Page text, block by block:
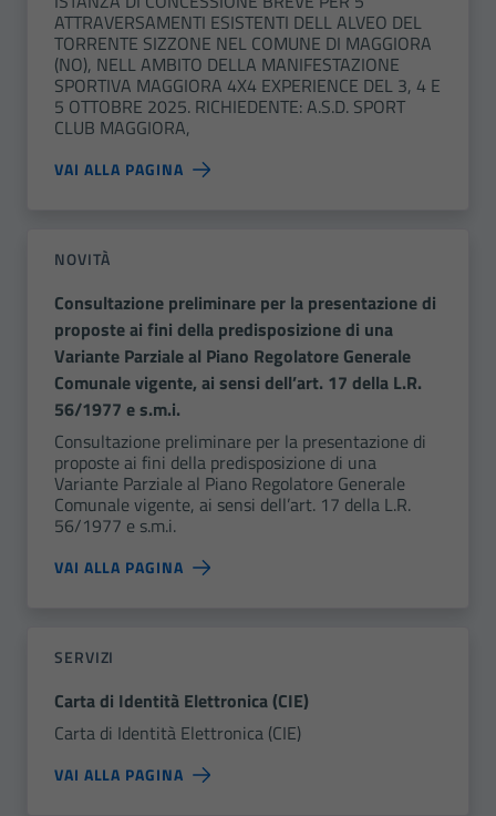
ATTRAVERSAMENTI ESISTENTI DELL ALVEO DEL
TORRENTE SIZZONE NEL COMUNE DI MAGGIORA
(NO), NELL AMBITO DELLA MANIFESTAZIONE
SPORTIVA MAGGIORA 4X4 EXPERIENCE DEL 3, 4 E
5 OTTOBRE 2025. RICHIEDENTE: A.S.D. SPORT
CLUB MAGGIORA,
VAI ALLA PAGINA
NOVITÀ
Consultazione preliminare per la presentazione di
proposte ai fini della predisposizione di una
Variante Parziale al Piano Regolatore Generale
Comunale vigente, ai sensi dell’art. 17 della L.R.
56/1977 e s.m.i.
Consultazione preliminare per la presentazione di
proposte ai fini della predisposizione di una
Variante Parziale al Piano Regolatore Generale
Comunale vigente, ai sensi dell’art. 17 della L.R.
56/1977 e s.m.i.
VAI ALLA PAGINA
SERVIZI
Carta di Identità Elettronica (CIE)
Carta di Identità Elettronica (CIE)
VAI ALLA PAGINA